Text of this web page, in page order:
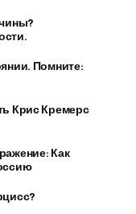
Помните:
Крис Кремерс
Как